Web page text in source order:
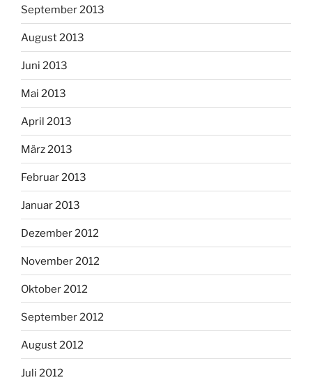
September 2013
August 2013
Juni 2013
Mai 2013
April 2013
März 2013
Februar 2013
Januar 2013
Dezember 2012
November 2012
Oktober 2012
September 2012
August 2012
Juli 2012